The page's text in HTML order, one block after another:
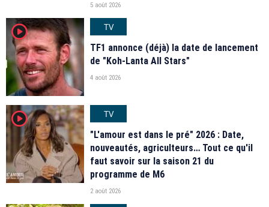
5 août 2026
player2
TV
TF1 annonce (déjà) la date de lancement
de "Koh-Lanta All Stars"
4 août 2026
player2
TV
"L'amour est dans le pré" 2026 : Date,
nouveautés, agriculteurs… Tout ce qu'il
faut savoir sur la saison 21 du
programme de M6
2 août 2026